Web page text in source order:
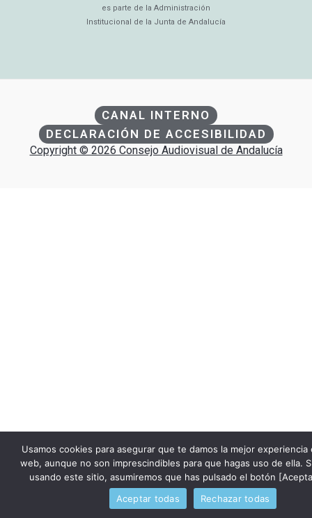
es parte de la Administración
Institucional de la Junta de Andalucía
CANAL INTERNO
DECLARACIÓN DE ACCESIBILIDAD
Copyright © 2026 Consejo Audiovisual de Andalucía
Usamos cookies para asegurar que te damos la mejor experiencia
web, aunque no son imprescindibles para que hagas uso de ella.
usando este sitio, asumiremos que has pulsado el botón
Aceptar todas
Rechazar todas